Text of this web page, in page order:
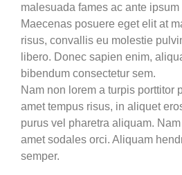
malesuada fames ac ante
Maecenas posuere eget elit at
risus, convallis eu molestie
libero. Donec sapien enim,
bibendum consectetur sem.
Nam non lorem a turpis porttitor
amet tempus risus, in aliquet
purus vel pharetra aliquam.
amet sodales orci. Aliquam
semper.